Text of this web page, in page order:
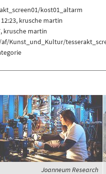
kost01_altarm
krusche martin
krusche martin
Kunst_und_Kultur/
Joanneum Research